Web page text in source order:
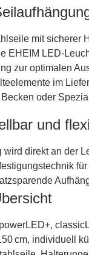
mit sicherer
EHEIM LED-
zur optimalen
im
Becken oder
und
wird direkt an der
cm, individuell